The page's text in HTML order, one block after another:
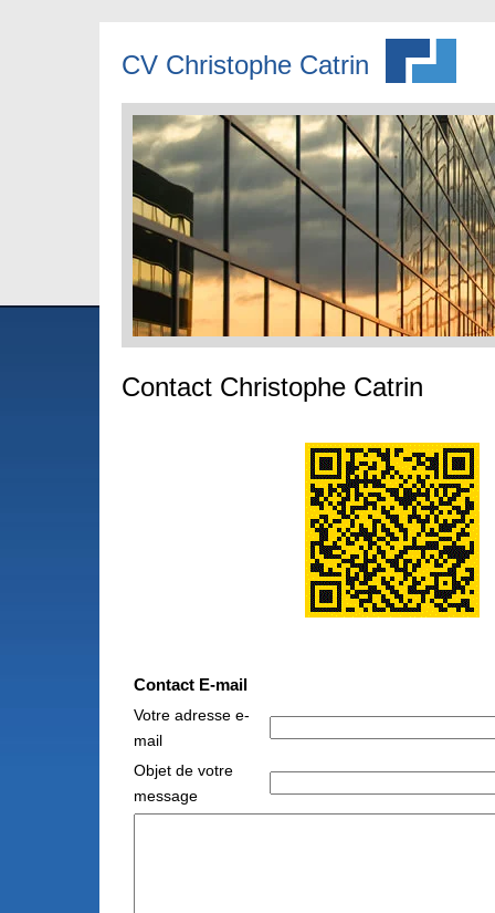
CV Christophe Catrin
Contact Christophe Catrin
Contact E-mail
Votre adresse e-
mail
Objet de votre
message